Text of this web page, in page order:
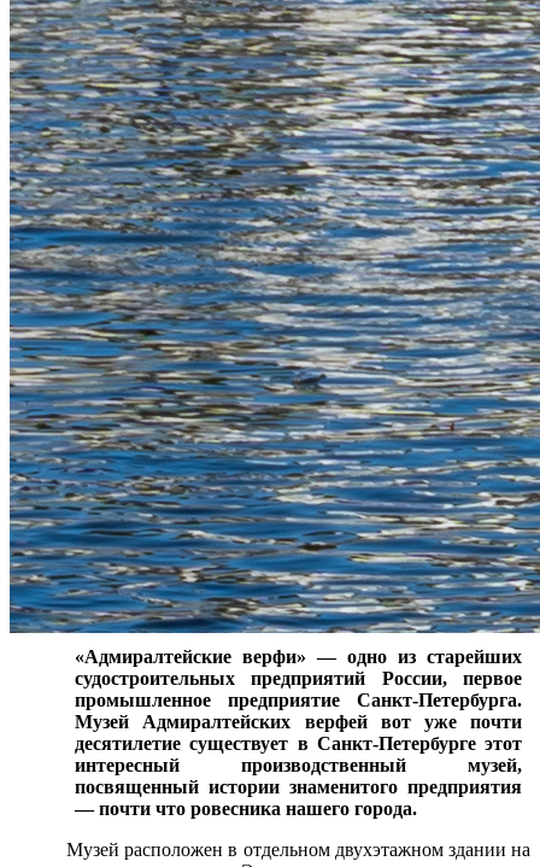
«Адмиралтейские верфи» — одно из старейших
судостроительных предприятий России, первое
промышленное предприятие Санкт-Петербурга.
Музей Адмиралтейских верфей вот уже почти
десятилетие существует в Санкт-Петербурге этот
интересный производственный музей,
посвященный истории знаменитого предприятия
— почти что ровесника нашего города.
Музей расположен в отдельном двухэтажном здании на